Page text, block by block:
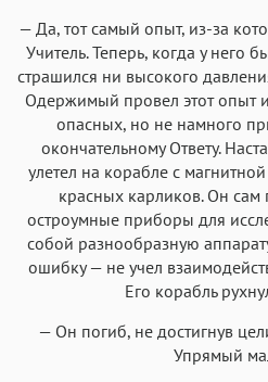
— Да, тот самый опыт, из-за
Учитель. Теперь, когда у него
страшился ни высокого
Одержимый провел этот опыт
опасных, но не намного
окончательному Ответу.
улетел на корабле с
красных карликов. Он
остроумные приборы для
собой разнообразную
ошибку — не учел
Его корабль
— Он погиб, не достигнув
Упрямый